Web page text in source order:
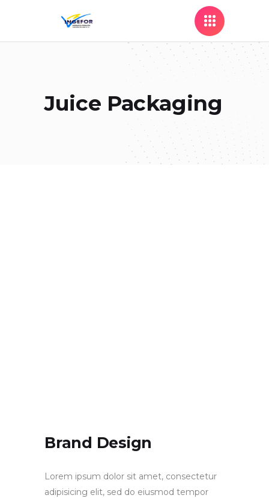
Juice Packaging
Brand Design
Lorem ipsum dolor sit amet, consectetur
adipisicing elit, sed do eiusmod tempor